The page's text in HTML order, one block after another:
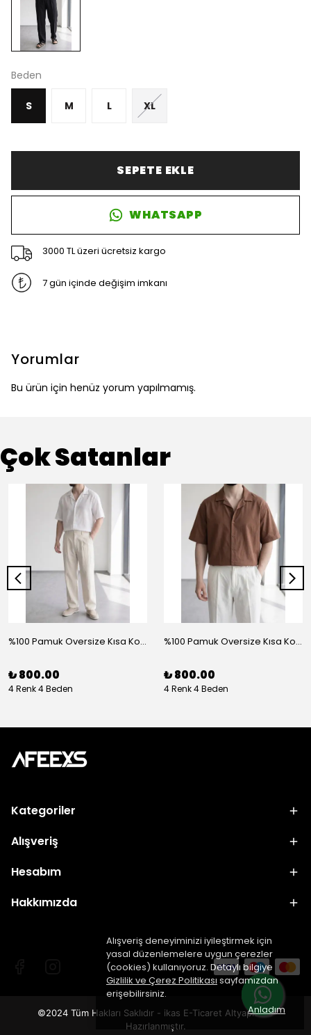
Alışveriş deneyiminizi iyileştirmek için
yasal düzenlemelere uygun çerezler
(cookies) kullanıyoruz. Detaylı bilgiye
Gizlilik ve Çerez Politikası sayfamızdan
erişebilirsiniz.
Anladım
Beden
S M L XL
SEPETE EKLE
WHATSAPP
3000 TL üzeri ücretsiz kargo
7 gün içinde değişim imkanı
Yorumlar
Bu ürün için henüz yorum yapılmamış.
Çok Satanlar
%100 Pamuk Oversize Kısa Kol Gömlek - Beyaz
₺ 800.00
4 Renk 4 Beden
%100 Pamuk Oversize Kısa Kol Gömlek - Kahve
₺ 800.00
4 Renk 4 Beden
Kategoriler
Alışveriş
Hesabım
Hakkımızda
©2024 Tüm Hakları Saklıdır - ikas E-Ticaret Altyapısı ile
Hazırlanmıştır.